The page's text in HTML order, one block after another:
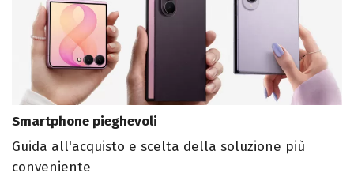
Smartphone pieghevoli
Guida all'acquisto e scelta della soluzione più
conveniente